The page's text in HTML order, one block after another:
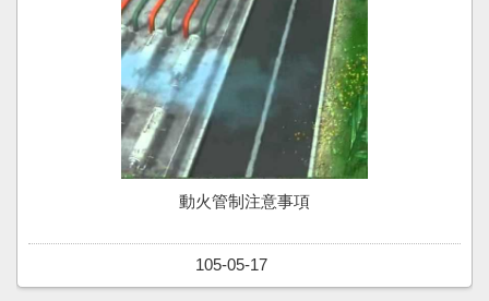
動火管制注意事項
105-05-17